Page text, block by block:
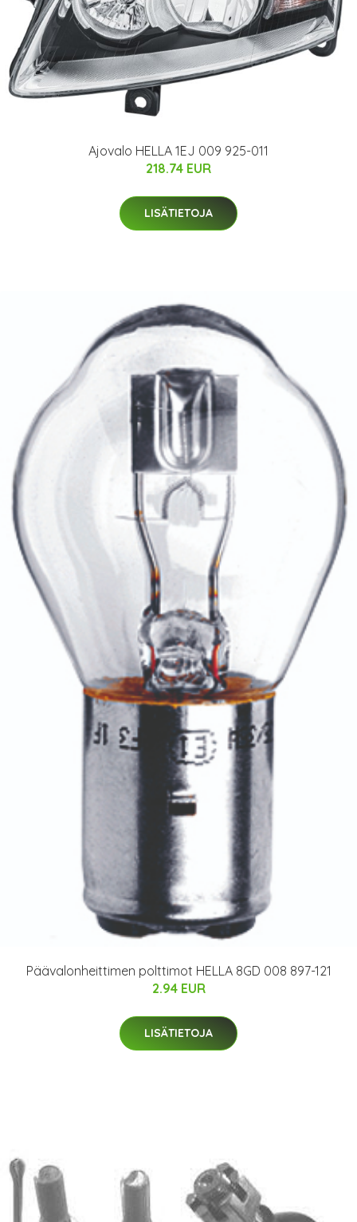
Ajovalo HELLA 1EJ 009 925-011
218.74 EUR
LISÄTIETOJA
Päävalonheittimen polttimot HELLA 8GD 008 897-121
2.94 EUR
LISÄTIETOJA